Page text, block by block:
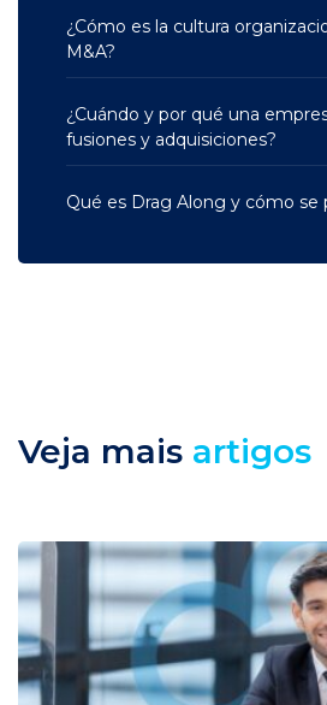
¿Cómo es la cultura
M&A?
¿Cuándo y por qué una
fusiones y adquisiciones?
Qué es Drag Along y cómo se
Veja mais artigos